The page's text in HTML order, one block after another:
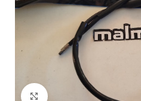
Click to enlarge